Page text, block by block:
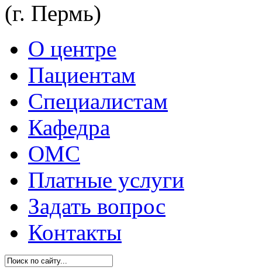
(г. Пермь)
О центре
Пациентам
Специалистам
Кафедра
ОМС
Платные услуги
Задать вопрос
Контакты